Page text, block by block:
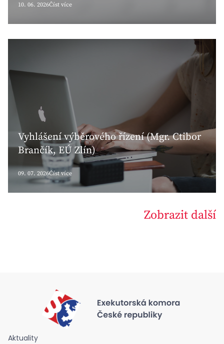
10. 06. 2026Číst více
Vyhlášení výběrového řízení (Mgr. Ctibor
Brančík, EÚ Zlín)
09. 07. 2026Číst více
Zobrazit další
Aktuality